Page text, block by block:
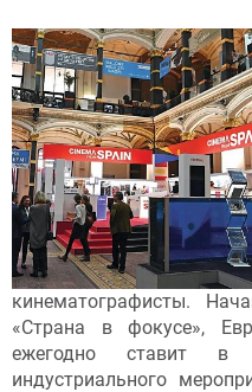
кинематографисты.
«Страна в фокусе»,
ежегодно ставит в
индустриального